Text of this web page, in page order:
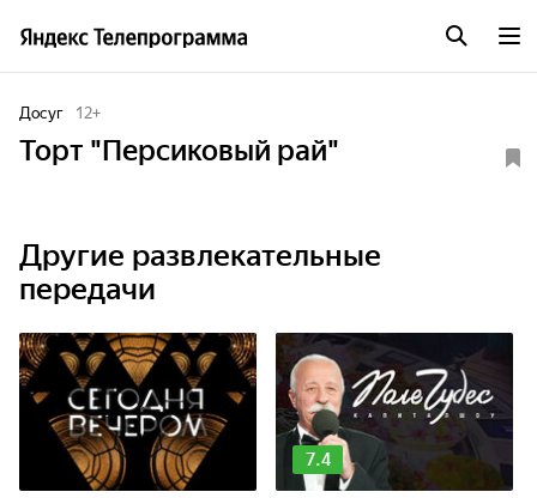
Досуг 12+
Торт "Персиковый рай"
Другие развлекательные
передачи
7.4